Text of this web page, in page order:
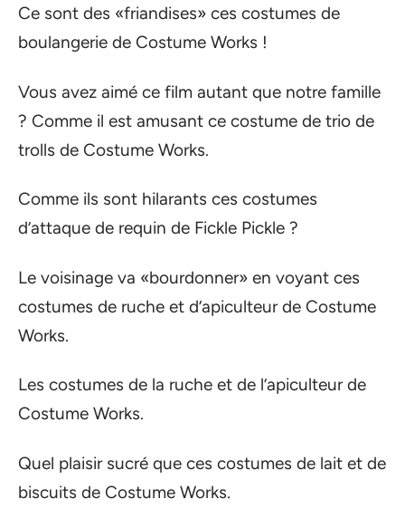
Ce sont des «friandises» ces costumes de
boulangerie de Costume Works !
Vous avez aimé ce film autant que notre famille
? Comme il est amusant ce costume de trio de
trolls de Costume Works.
Comme ils sont hilarants ces costumes
d’attaque de requin de Fickle Pickle ?
Le voisinage va «bourdonner» en voyant ces
costumes de ruche et d’apiculteur de Costume
Works.
Les costumes de la ruche et de l’apiculteur de
Costume Works.
Quel plaisir sucré que ces costumes de lait et de
biscuits de Costume Works.